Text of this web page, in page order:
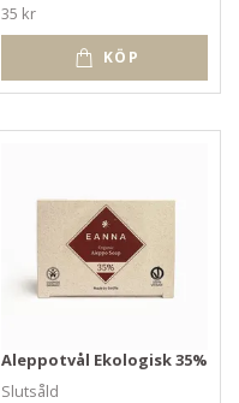
35 kr
KÖP
Aleppotvål Ekologisk 35%
Slutsåld